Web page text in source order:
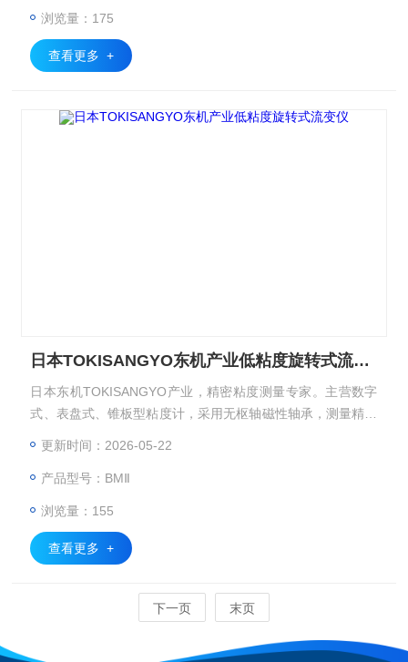
浏览量：175
查看更多 +
日本TOKISANGYO东机产业低粘度旋转式流变仪
日本东机TOKISANGYO产业，精密粘度测量专家。主营数字
式、表盘式、锥板型粘度计，采用无枢轴磁性轴承，测量精准
YO东机产业低粘度旋转式流变仪
更新时间：2026-05-22
产品型号：BMⅡ
浏览量：155
查看更多 +
下一页 末页